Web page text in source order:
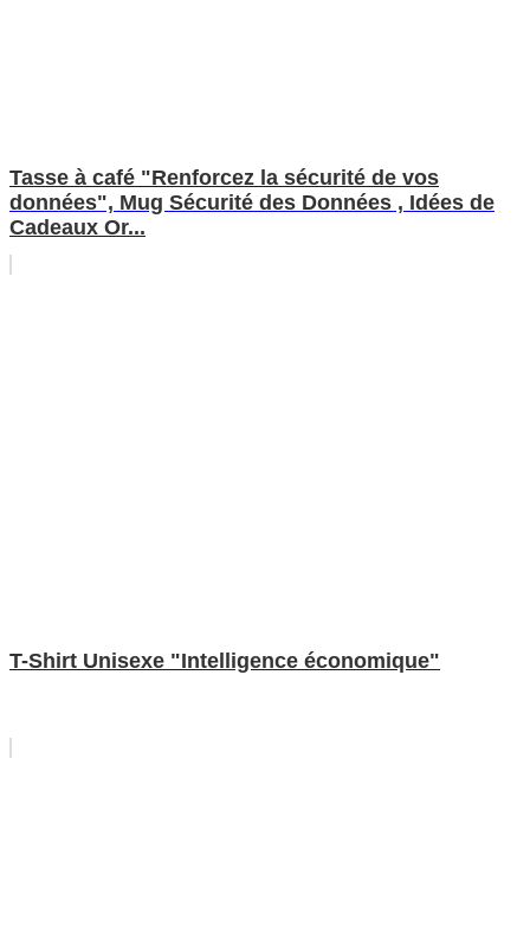
Tasse à café "Renforcez la sécurité de vos
données", Mug Sécurité des Données , Idées de
Cadeaux Or...
T-Shirt Unisexe "Intelligence économique"